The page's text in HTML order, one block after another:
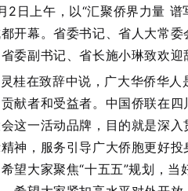
2日上午，以“汇聚侨界力量
开幕。省委书记、省人大常
委副书记、省长施小琳致欢迎
桂在致辞中说，广大华侨华人
献者和受益者。中国侨联在
这一活动品牌，目的就是深
神，服务引导广大侨胞更好
望大家聚焦“十五五”规划，当